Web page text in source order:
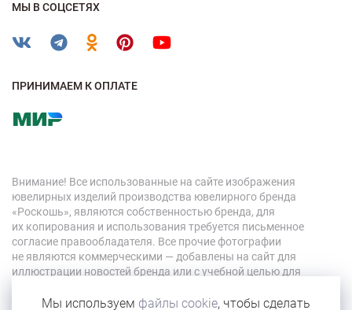
МЫ В СОЦСЕТЯХ
ПРИНИМАЕМ К ОПЛАТЕ
Внимание! Все использованные на сайте изображения
ювелирных изделий производства ювелирного бренда
«Роскошь», являются собственностью бренда, для
их копирования и использования требуется письменное
согласие правообладателя. Все прочие фотографии
не являются коммерческими — добавлены на сайт для
иллюстрации новостей бренда или с учебной целью для
Мы используем файлы cookie, чтобы сделать